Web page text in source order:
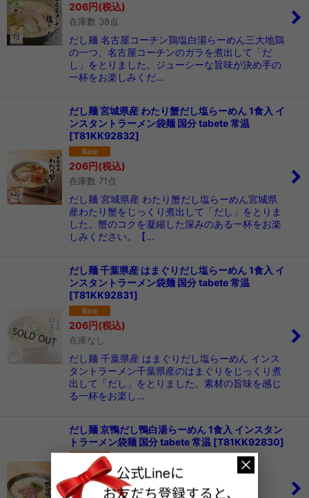
206円(税込)
在庫数 38点
だし麺 名古屋コーチン鶏塩白湯らーめん三大地鶏
の一つ、名古屋コーチンのガラを煮出して「だ
し」をとりました。ジューシーな旨味が決め手の
一杯をお楽しみくだ…
だし麺 宮城県産 わたり蟹だし塩らーめん 1食入 イ
ンスタントラーメン袋麺 国分 tabete 常温
[T81KK92832]
206円(税込)
在庫数 71点
だし麺 宮城県産 わたり蟹だし塩らーめん宮城県
産わたり蟹をじっくり煮出して「だし」をとりま
した。蟹のコクを凝縮した深みのある一杯をお楽
しみください。【…
だし麺 千葉県産 はまぐりだし塩らーめん 1食入 イ
ンスタントラーメン袋麺 国分 tabete 常温
[T81KK92831]
206円(税込)
在庫なし
だし麺 千葉県産 はまぐりだし塩らーめん インス
タントラーメン千葉県産のはまぐりをじっくり煮
出して「だし」をとりました。素材の旨味を感じ
る一杯をお楽し…
だし麺 京鴨だし鴨白湯らーめん 1食入 インスタン
トラーメン袋麺 国分 tabete 常温 [T81KK92830]
206円(税込)
在庫数 72点